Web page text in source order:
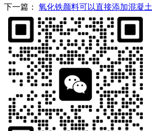
下一篇： 氧化铁颜料可以直接添加混凝